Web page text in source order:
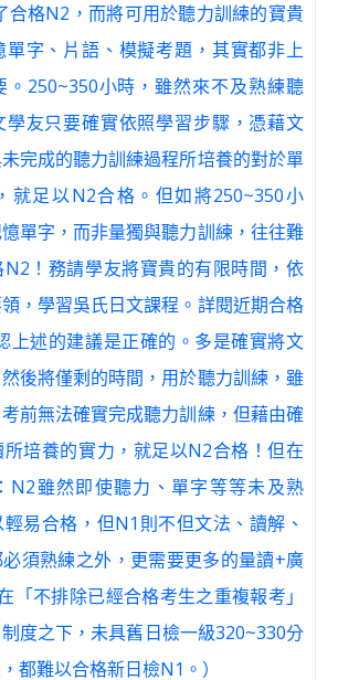
合格N2，而將可用於聽力訓練的寶貴
單字、片語、模擬考題，其實都非上
。250~350小時，雖然來不及熟練聽
學友只要確實依照學習步驟，憑藉文
完成的聽力訓練過程所培養的對於單
就足以N2合格。但如將250~350小
單字，而非量獨與聽力訓練，往往難
！務請學友將寶貴的有限時間，依
，學習吳氏日文課程。詳閱近期合格
上述的建議是正確的。多是確實將文
後將僅剩的時間，用於聽力訓練，雖
前無法確實完成聽力訓練，但藉由確
培養的實力，就足以N2合格！但在
N2雖然即使聽力、單字等等未及熟
易合格，但N1則不但文法、讀解、
須熟練之外，更需要更多的量讀+廣
「不排除已經合格考生之重複報考」
度之下，未具舊日檢一級320~330分
都難以合格新日檢N1。）